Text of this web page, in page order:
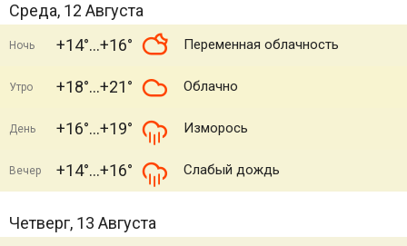
Среда, 12 Августа
Ночь +14° +16° Переменная облачность
Утро +18° +21° Облачно
День +16° +19° Изморось
Вечер +14° +16° Слабый дождь
Четверг, 13 Августа